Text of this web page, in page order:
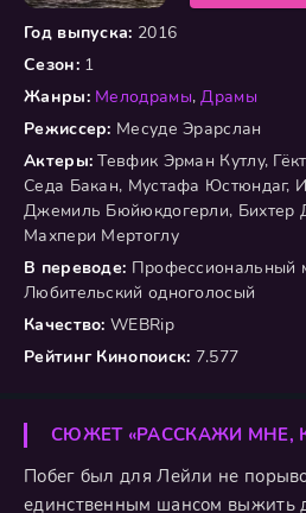
Год выпуска: 2016
Сезон:1
Жанры: Мелодрамы,Драмы
Режиссер: Месуде Эрарслан
Актеры: Тевфик Эрман Кутлу,
Седа Бакан, Мустафа Юстюндаг,
Джемиль Бюйюкдогерли, Бихтер
Махпери Мертоглу
В переводе: Профессиональный
Любительский одноголосый
Качество: WEBRip
Рейтинг Кинопоиск: 7.577
СЮЖЕТ «РАССКАЖИ МНЕ,
Побег был для Лейли не
единственным шансом выжить